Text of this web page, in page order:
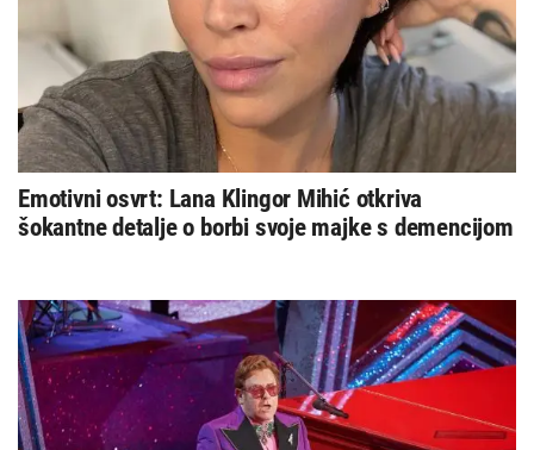
Emotivni osvrt: Lana Klingor Mihić otkriva
šokantne detalje o borbi svoje majke s demencijom